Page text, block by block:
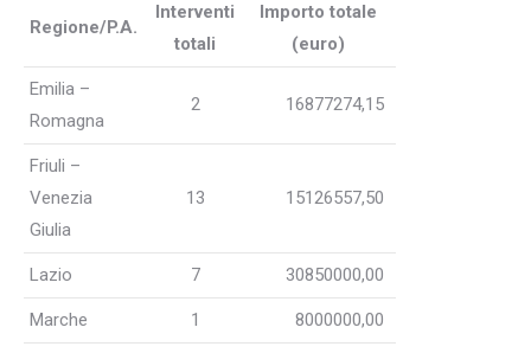
Regione/P.A.
Interventi
totali
Importo totale
(euro)
Emilia –
Romagna
2 16877274,15
Friuli –
Venezia
Giulia
13 15126557,50
Lazio 7 30850000,00
Marche 1 8000000,00